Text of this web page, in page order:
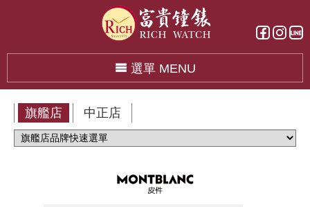
選單 MENU
旗艦店 中正店